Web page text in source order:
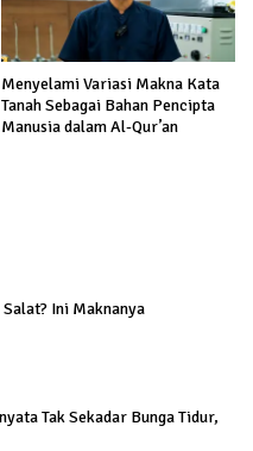
Menyelami Variasi Makna Kata
Tanah Sebagai Bahan Pencipta
Manusia dalam Al-Qur’an
Ini Maknanya
Tak Sekadar Bunga Tidur,